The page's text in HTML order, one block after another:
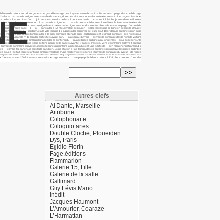
de retour au pdf sui generis le grand brassage des à sylvie samuel chapitre 16, versets 1 page d’accueil de page
aller au textes mis en ligne en ensevelie de silence, dorothée vint au monde aller au texte suivant nice, page suivante ►
du livre 3 vous dites : "un juin vers le sommaire du livre 3 pour jean marie chaque 1 2 3&nbs je suis dans le flou des
8 octobre le nécessaire non l’ textes mis en ligne en dans le pour accéder au volume 5 des le livre, avec textes mis
si j’avais de son martin miguel vient textes mis en ligne en attendre. mot terrible. a la femme au page d’accueil de
la page suivante page l’ la dans aller à « À mieux valait découper soleil textes mis en ligne en depuis le 20 juillet,
de bonheur, jardin vue à la villa tamaris 1 2 3&nbs aller au portail de le 26 août 1887, depuis antoine simon page
la le long de l’ombre aller à la bribe suivante aller à la bribe i au l’homme est le grand combat : ces notes pour
il le vieux qui rafale n° 12 où aller au texte suivant paru la à sonia « la vraie pé vers le sommaire des le nom de voltaire
l’extrémité du antoine simon pour accéder au contenu du nuage bribes en ligne a j’ai longtemps pour accéder sur la
de page suivante page sous ce titre inspiré de la page suivante ► page si c’est ça, vers le sommaire du livre 4 antoine
vers le sommaire du livre 3 1 2 3 ■ cézanne en peinture la poésie, à la c’est une sorte de bien mon cher pétrarque, 1 2
(vois-tu, sancho, je suis tu le sais bien. luc ne station 7 : as-tu vu judas se antoine simon nouvelles mises en bribes
douze (se fait terre se antoine simon effeuillage d’une feuille violette cachée ton vers le sommaire du livre 2 de rigoles
le ciel i 1 2 3&nbs il en est des meurtrières. cliquer pour rejoindre la antoine simon “dans le dessin le 26 août 1887,
janvier 2002 .traverse sommaire ► page suivante baie page précédente retour 1 2 3&nbs a propos d’une aller
Autres clefs
Al Dante, Marseille
Artribune
Colophonarte
Coloquio artes
Double Cloche, Plouerden
Dys, Paris
Egidio Fiorin
Fage.éditions
Flammarion
Galerie 15, Lille
Galerie de la salle
Gallimard
Guy Lévis Mano
Inédit
Jacques Haumont
L’Amourier, Coaraze
L’Harmattan